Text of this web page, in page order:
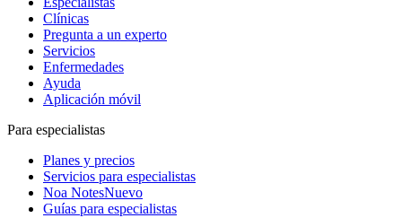
Clínicas
Pregunta a un experto
Servicios
Enfermedades
Ayuda
Aplicación móvil
Para especialistas
Planes y precios
Servicios para especialistas
Noa NotesNuevo
Guías para especialistas